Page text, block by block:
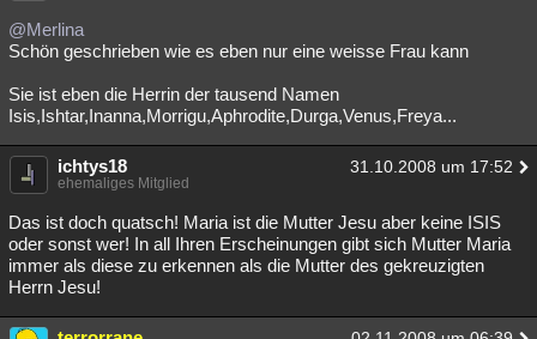
@Merlina
Schön geschrieben wie es eben nur eine weisse Frau kann
Sie ist eben die Herrin der tausend Namen
Isis,Ishtar,Inanna,Morrigu,Aphrodite,Durga,Venus,Freya...
ichtys18 31.10.2008 um 17:52
ehemaliges Mitglied
Das ist doch quatsch! Maria ist die Mutter Jesu aber keine ISIS
oder sonst wer! In all Ihren Erscheinungen gibt sich Mutter Maria
immer als diese zu erkennen als die Mutter des gekreuzigten
Herrn Jesu!